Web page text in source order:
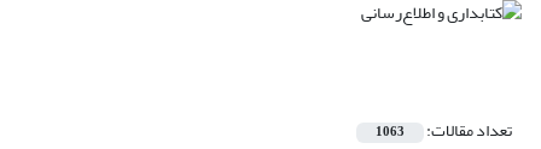
تعداد مقالات: 1063